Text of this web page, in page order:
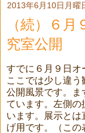
2013年6月10日月曜
（続）６
究室公開
すでに６月９日オ
ここでは少し違
公開風景です。ま
ています。左側の
います。展示とは
げ用です。（こ